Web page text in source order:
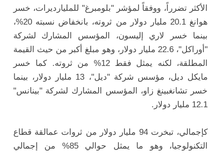
الأكثر تضرراً، ووفقاً لمؤشر "بلومبرغ" للمليارديرات، خسر
هوانغ 20.1 مليار دولار من ثروته، بانخفاض نسبته 20%،
بينما خسر لاري إليسون، المؤسس المشارك لشركة
"أوراكل"، 22.6 مليار دولار، وهو مبلغ أكبر من حيث القيمة
المطلقة، لكنه يمثل فقط 12% من ثروته. كما خسر
مايكل ديل، مؤسس شركة "ديل"، 13 مليار دولار، بينما
خسر تشانغبينغ زاو، المؤسس المشارك لشركة "بينانس"
12.1 مليار دولار.
كإجمالي، تبخرت 94 مليار دولار من ثروات عمالقة قطاع
التكنولوجيا، وهو ما يمثل حوالي 85% من إجمالي